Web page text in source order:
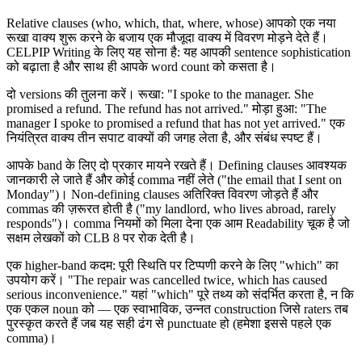
Relative clauses (who, which, that, where, whose) आपको एक नया
रूखा वाक्य शुरू करने के बजाय एक मौजूदा वाक्य में विवरण मोड़ने देते हैं।
CELPIP Writing के लिए यह सोना है: यह आपकी sentence sophistication
को बढ़ाता है और साथ ही आपके word count को कसता है।
दो versions की तुलना करें। रूखा: "I spoke to the manager. She
promised a refund. The refund has not arrived." मोड़ा हुआ: "The
manager I spoke to promised a refund that has not yet arrived." एक
नियंत्रित वाक्य तीन सपाट वाक्यों की जगह लेता है, और संबंध स्पष्ट हैं।
आपके band के लिए दो प्रकार मायने रखते हैं। Defining clauses आवश्यक
जानकारी ले जाते हैं और कोई comma नहीं लेते ("the email that I sent on
Monday")। Non-defining clauses अतिरिक्त विवरण जोड़ते हैं और
commas की ज़रूरत होती है ("my landlord, who lives abroad, rarely
responds")। comma नियमों को मिला देना एक आम Readability चूक है जो
सक्षम लेखकों को CLB 8 पर रोक देती है।
एक higher-band कदम: पूरी स्थिति पर टिप्पणी करने के लिए "which" का
उपयोग करें। "The repair was cancelled twice, which has caused
serious inconvenience." यहां "which" पूरे तथ्य को संदर्भित करता है, न कि
एक एकल noun को — एक स्वाभाविक, उन्नत construction जिसे raters तब
पुरस्कृत करते हैं जब यह सही ढंग से punctuate हो (हमेशा इससे पहले एक
comma)।